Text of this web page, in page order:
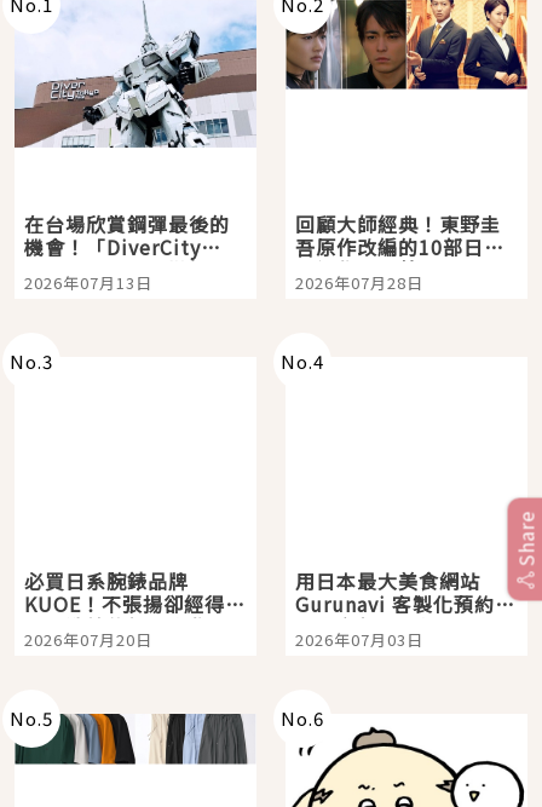
在台場欣賞鋼彈最後的
機會！「DiverCity
Tokyo Plaza」搭船、
購物、美食及夜景，一
2026年07月13日
回顧大師經典！東野圭
吾原作改編的10部日本
影視作品推薦
2026年07月28日
No.3
必買日系腕錶品牌
KUOE！不張揚卻經得起
時間洗鍊的經典之作五
選
2026年07月20日
No.4
用日本最大美食網站
Gurunavi 客製化預約九
大都市餐廳，打造專屬
美食體驗！
2026年07月03日
No.5 No.6
Share